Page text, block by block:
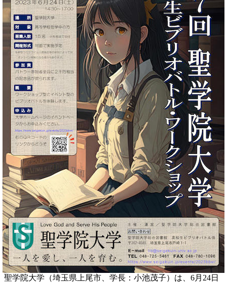
聖学院大学（埼玉県上尾市、学長：小池茂子）は、6月24日